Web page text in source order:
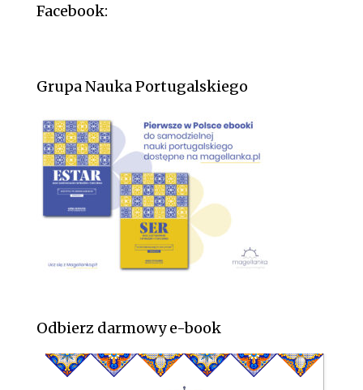
Facebook:
Grupa Nauka Portugalskiego
Odbierz darmowy e-book